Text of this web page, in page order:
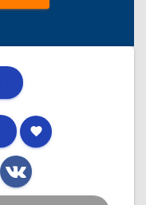
favorite